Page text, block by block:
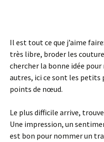
Il est tout ce que j’aime
très libre, broder les
chercher la bonne idée
autres, ici ce sont les petits
points de nœud.
Le plus difficile arrive,
Une impression, un
est bon pour nommer un